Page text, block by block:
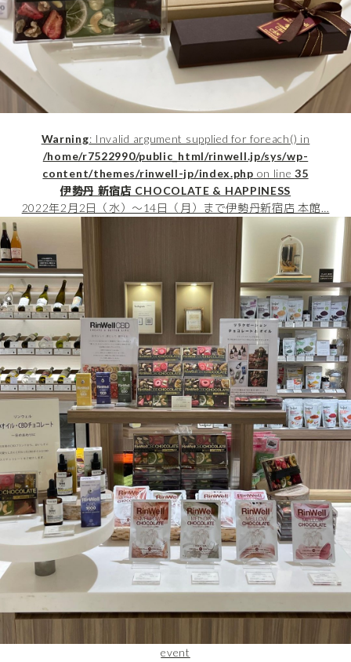
Warning: Invalid argument supplied for foreach() in
/home/r7522990/public_html/rinwell.jp/sys/wp-
content/themes/rinwell-jp/index.php on line35
伊勢丹 新宿店 CHOCOLATE & HAPPINESS
2022年2月2日（水）〜14日（月）まで伊勢丹新宿店 本館…
event